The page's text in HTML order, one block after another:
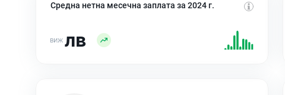
Средна нетна месечна заплата за 2024 г.
лв